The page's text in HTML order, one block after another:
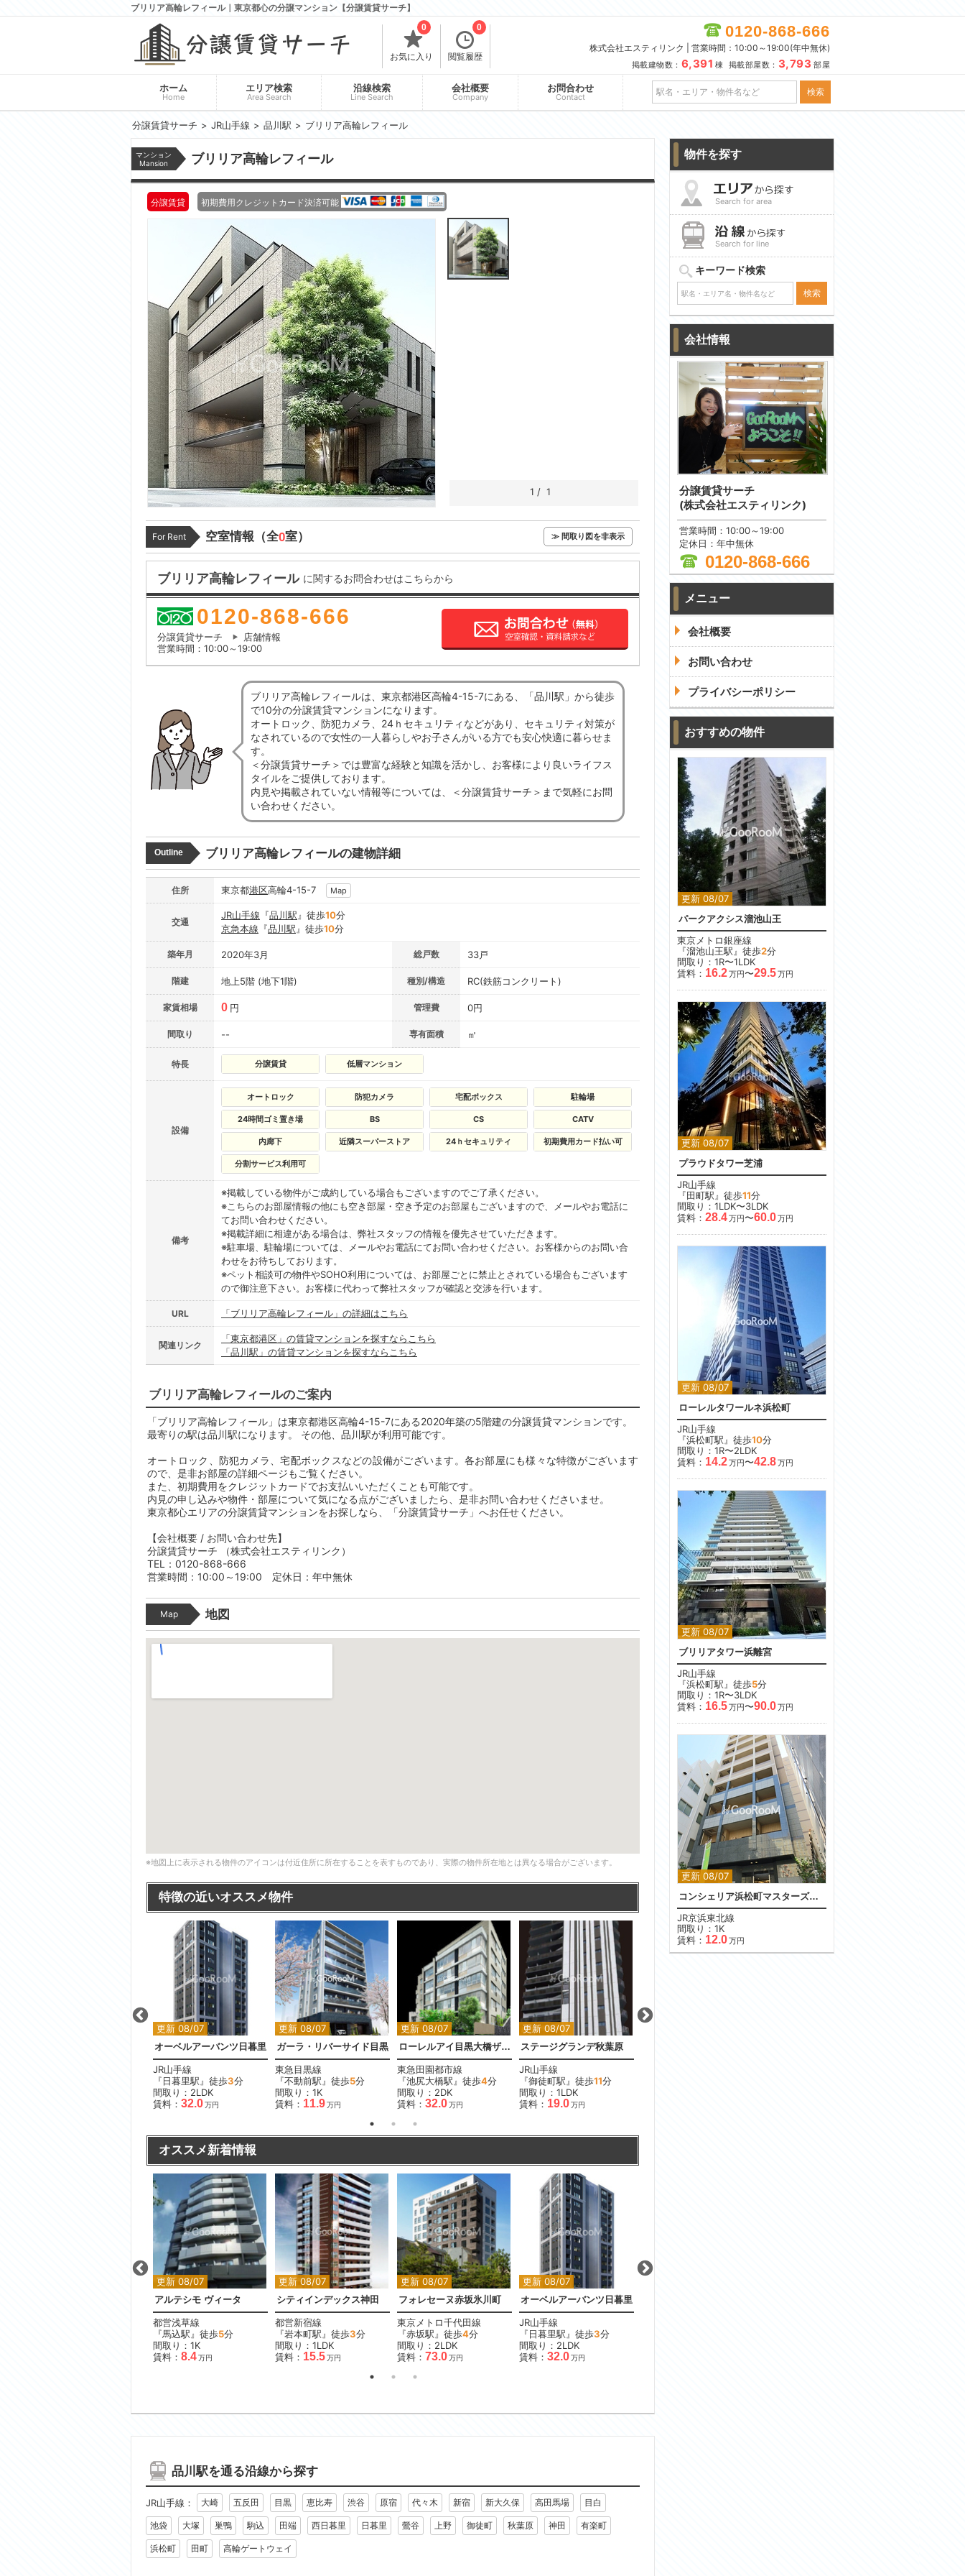
ブリリア高輪レフィール｜東京都心の分譲マンション【分譲賃貸サーチ】
お気に入り
0
閲覧履歴
0 0120-868-666
株式会社エスティリンク | 営業時間：10:00～19:00(年中無休)
掲載建物数： 6,391 棟 掲載部屋数： 3,793 部屋
ホーム
Home
エリア検索
Area Search
沿線検索
Line Search
会社概要
Company
お問合わせ
Contact
分譲賃貸サーチ JR山手線 品川駅 ブリリア高輪レフィール
マンション
Mansion
ブリリア高輪レフィール
分譲賃貸 初期費用クレジットカード決済可能
1 / 1
For Rent 空室情報（全0室） ≫ 間取り図を非表示
ブリリア高輪レフィール に関するお問合わせはこちらから
0120-868-666
分譲賃貸サーチ
店舗情報
営業時間：10:00～19:00
ブリリア高輪レフィールは、東京都港区高輪4-15-7にある、「品川駅」から徒歩
で10分の分譲賃貸マンションになります。
オートロック、防犯カメラ、24ｈセキュリティなどがあり、セキュリティ対策が
なされているので女性の一人暮らしやお子さんがいる方でも安心快適に暮らせま
す。
＜分譲賃貸サーチ＞では豊富な経験と知識を活かし、お客様により良いライフス
タイルをご提供しております。
内見や掲載されていない情報等については、＜分譲賃貸サーチ＞まで気軽にお問
い合わせください。
Outline ブリリア高輪レフィールの建物詳細
住所 東京都港区高輪4-15-7 Map
交通
JR山手線 『品川駅 』徒歩10分
京急本線 『品川駅 』徒歩10分
築年月 2020年3月 総戸数 33戸
階建 地上5階 (地下1階) 種別/構造 RC(鉄筋コンクリート)
家賃相場 0 円 管理費 0円
間取り -- 専有面積 ㎡
特長 分譲賃貸 低層マンション
設備
オートロック 防犯カメラ 宅配ボックス 駐輪場
24時間ゴミ置き場 BS CS CATV
内廊下 近隣スーパーストア 24ｈセキュリティ 初期費用カード払い可
分割サービス利用可
備考
※掲載している物件がご成約している場合もございますのでご了承ください。
※こちらのお部屋情報の他にも空き部屋・空き予定のお部屋もございますので、メールやお電話に
てお問い合わせください。
※掲載詳細に相違がある場合は、弊社スタッフの情報を優先させていただきます。
※駐車場、駐輪場については、メールやお電話にてお問い合わせください。お客様からのお問い合
わせをお待ちしております。
※ペット相談可の物件やSOHO利用については、お部屋ごとに禁止とされている場合もございます
ので御注意下さい。お客様に代わって弊社スタッフが確認と交渉を行います。
URL 「ブリリア高輪レフィール」の詳細はこちら
関連リンク
「東京都港区」の賃貸マンションを探すならこちら
「品川駅」の賃貸マンションを探すならこちら
ブリリア高輪レフィールのご案内
「ブリリア高輪レフィール」は東京都港区高輪4-15-7にある2020年築の5階建の分譲賃貸マンションです。
最寄りの駅は品川駅になります。 その他、品川駅が利用可能です。
オートロック、防犯カメラ、宅配ボックスなどの設備がございます。各お部屋にも様々な特徴がございます
ので、是非お部屋の詳細ページもご覧ください。
また、初期費用をクレジットカードでお支払いいただくことも可能です。
内見の申し込みや物件・部屋について気になる点がございましたら、是非お問い合わせくださいませ。
東京都心エリアの分譲賃貸マンションをお探しなら、「分譲賃貸サーチ」へお任せください。
【会社概要 / お問い合わせ先】
分譲賃貸サーチ （株式会社エスティリンク）
TEL：0120-868-666
営業時間：10:00～19:00 定休日：年中無休
Map 地図
※地図上に表示される物件のアイコンは付近住所に所在することを表すものであり、実際の物件所在地とは異なる場合がございます。
特徴の近いオススメ物件
更新 08/07
オーベルアーバンツ日暮里
JR山手線
『日暮里駅』徒歩3分
間取り：2LDK
賃料： 32.0万円
更新 08/07
ガーラ・リバーサイド目黒
東急目黒線
『不動前駅』徒歩5分
間取り：1K
賃料： 11.9万円
更新 08/07
ローレルアイ目黒大橋ザ・テラス
東急田園都市線
『池尻大橋駅』徒歩4分
間取り：2DK
賃料： 32.0万円
更新 08/07
ステージグランデ秋葉原
JR山手線
『御徒町駅』徒歩11分
間取り：1LDK
賃料： 19.0万円
オススメ新着情報
更新 08/07
アルテシモ ヴィータ
都営浅草線
『馬込駅』徒歩5分
間取り：1K
賃料： 8.4万円
更新 08/07
シティインデックス神田
都営新宿線
『岩本町駅』徒歩3分
間取り：1LDK
賃料： 15.5万円
更新 08/07
フォレセーヌ赤坂氷川町
東京メトロ千代田線
『赤坂駅』徒歩4分
間取り：2LDK
賃料： 73.0万円
更新 08/07
オーベルアーバンツ日暮里
JR山手線
『日暮里駅』徒歩3分
間取り：2LDK
賃料： 32.0万円
品川駅を通る沿線から探す
JR山手線： 大崎 五反田 目黒 恵比寿 渋谷 原宿 代々木 新宿 新大久保 高田馬場 目白
池袋 大塚 巣鴨 駒込 田端 西日暮里 日暮里 鶯谷 上野 御徒町 秋葉原 神田 有楽町
浜松町 田町 高輪ゲートウェイ
物件を探す
Search for area
Search for line
キーワード検索
会社情報
分譲賃貸サーチ
(株式会社エスティリンク)
営業時間：10:00～19:00
定休日：年中無休
0120-868-666
メニュー
会社概要
お問い合わせ
プライバシーポリシー
おすすめの物件
更新 08/07
パークアクシス溜池山王
東京メトロ銀座線
『溜池山王駅』徒歩2分
間取り：1R〜1LDK
賃料： 16.2万円〜29.5万円
更新 08/07
プラウドタワー芝浦
JR山手線
『田町駅』徒歩11分
間取り：1LDK〜3LDK
賃料： 28.4万円〜60.0万円
更新 08/07
ローレルタワールネ浜松町
JR山手線
『浜松町駅』徒歩10分
間取り：1R〜2LDK
賃料： 14.2万円〜42.8万円
更新 08/07
ブリリアタワー浜離宮
JR山手線
『浜松町駅』徒歩5分
間取り：1R〜3LDK
賃料： 16.5万円〜90.0万円
更新 08/07
コンシェリア浜松町マスターズヴィラ
JR京浜東北線
間取り：1K
賃料： 12.0万円